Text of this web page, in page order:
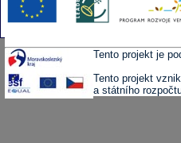
Tento projekt je
Tento projekt
a státního